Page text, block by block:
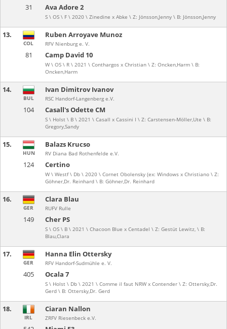
31 Ava Adore 2
S \ OS \ F \ 2020 \ Zinedine x Abke \ Z: Jönsson,Jenny \ B: Jönsson,Jenny
13.
81 Camp David 10
W \ OS \ R \ 2021 \ Conthargos x Christian \ Z: Oncken,Harm \ B:
Oncken,Harm
COL
Ruben Arroyave Munoz
RFV Nienburg e. V.
14.
104 Casall's Odette CM
S \ Holst \ B \ 2021 \ Casall x Cassini I \ Z: Carstensen-Möller,Ute \ B:
Gregory,Sandy
BUL
Ivan Dimitrov Ivanov
RSC Handorf-Langenberg e.V.
15.
124 Certino
W \ Westf \ Db \ 2020 \ Cornet Obolensky (ex: Windows x Christiano \ Z:
Göhner,Dr. Reinhard \ B: Göhner,Dr. Reinhard
HUN
Balazs Krucso
RV Diana Bad Rothenfelde e.V.
16.
149 Cher PS
S \ OS \ B \ 2021 \ Chacoon Blue x Centadel \ Z: Gestüt Lewitz, \ B:
Blau,Clara
GER
Clara Blau
RUFV Rulle
17.
405 Ocala 7
S \ Holst \ Db \ 2021 \ Comme il faut NRW x Contender \ Z: Ottersky,Dr.
Gerd \ B: Ottersky,Dr. Gerd
GER
Hanna Elin Ottersky
RFV Handorf-Sudmühle e. V.
18.
IRL
Ciaran Nallon
ZRFV Riesenbeck e.V.